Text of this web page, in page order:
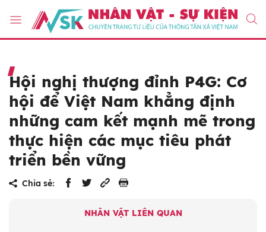
Hội nghị thượng đỉnh P4G: Cơ
hội để Việt Nam khẳng định
những cam kết mạnh mẽ trong
thực hiện các mục tiêu phát
triển bền vững
Chia sẻ:
NHÂN VẬT LIÊN QUAN